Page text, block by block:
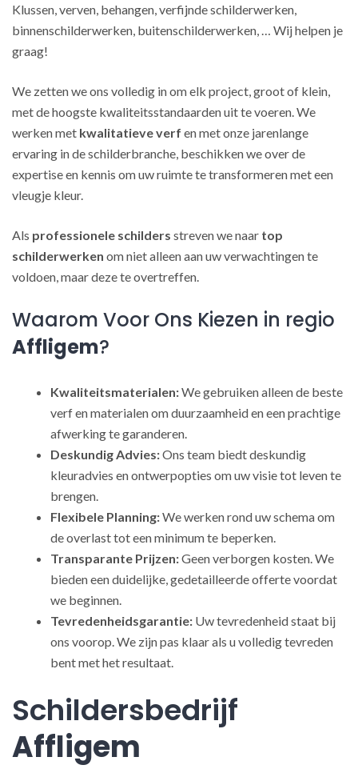
Klussen, verven, behangen, verfijnde schilderwerken,
binnenschilderwerken, buitenschilderwerken, … Wij helpen je
graag!
We zetten we ons volledig in om elk project, groot of klein,
met de hoogste kwaliteitsstandaarden uit te voeren. We
werken met kwalitatieve verf en met onze jarenlange
ervaring in de schilderbranche, beschikken we over de
expertise en kennis om uw ruimte te transformeren met een
vleugje kleur.
Als professionele schilders streven we naar top
schilderwerken om niet alleen aan uw verwachtingen te
voldoen, maar deze te overtreffen.
Waarom Voor Ons Kiezen in regio
Affligem?
Kwaliteitsmaterialen:We gebruiken alleen de beste
verf en materialen om duurzaamheid en een prachtige
afwerking te garanderen.
Deskundig Advies:Ons team biedt deskundig
kleuradvies en ontwerpopties om uw visie tot leven te
brengen.
Flexibele Planning:We werken rond uw schema om
de overlast tot een minimum te beperken.
Transparante Prijzen:Geen verborgen kosten. We
bieden een duidelijke, gedetailleerde offerte voordat
we beginnen.
Tevredenheidsgarantie: Uw tevredenheid staat bij
ons voorop. We zijn pas klaar als u volledig tevreden
bent met het resultaat.
Schildersbedrijf
Affligem